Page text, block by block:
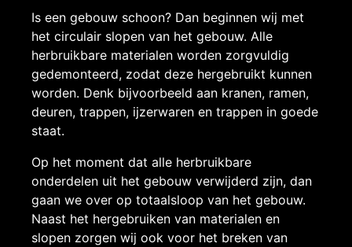
Is een gebouw schoon? Dan beginnen wij met
het circulair slopen van het gebouw. Alle
herbruikbare materialen worden zorgvuldig
gedemonteerd, zodat deze hergebruikt kunnen
worden. Denk bijvoorbeeld aan kranen, ramen,
deuren, trappen, ijzerwaren en trappen in goede
staat.
Op het moment dat alle herbruikbare
onderdelen uit het gebouw verwijderd zijn, dan
gaan we over op totaalsloop van het gebouw.
Naast het hergebruiken van materialen en
slopen zorgen wij ook voor het breken van